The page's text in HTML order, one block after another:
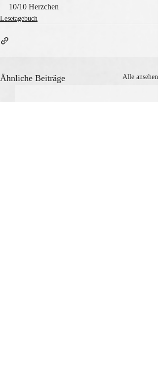
10/10 Herzchen
Lesetagebuch
Ähnliche Beiträge Alle ansehen